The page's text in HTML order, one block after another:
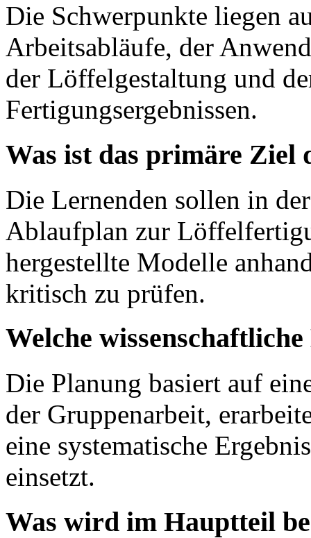
Die Schwerpunkte liegen
Arbeitsabläufe, der
der Löffelgestaltung und
Fertigungsergebnissen.
Was ist das primäre Ziel
Die Lernenden sollen in
Ablaufplan zur
hergestellte Modelle
kritisch zu prüfen.
Welche
Die Planung basiert auf
der Gruppenarbeit,
eine systematische
einsetzt.
Was wird im Hauptteil